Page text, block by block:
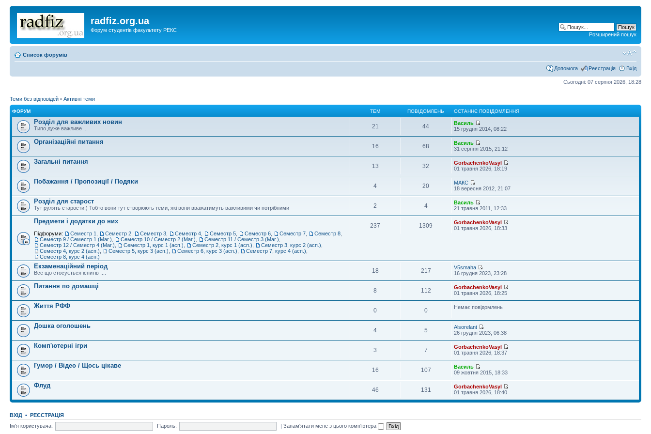
radfiz.org.ua
Форум студентів факультету РЕКС
Розширений пошук
Список форумів
Допомога Реєстрація Вхід
Сьогодні: 07 серпня 2026, 18:28
Теми без відповідей • Активні теми
ФОРУМ ТЕМ ПОВІДОМЛЕНЬ ОСТАННЄ ПОВІДОМЛЕННЯ
Розділ для важливих новин
Типо дуже важливе ... 21 44
Василь
15 грудня 2014, 08:22
Організаційні питання
16 68
Василь
31 серпня 2015, 21:12
Загальні питання
13 32
GorbachenkoVasyl
01 травня 2026, 18:19
Побажання / Пропозиції / Подяки
4 20
МАКС
18 вересня 2012, 21:07
Розділ для старост
Тут рулять старости;) Тобто вони тут створюють теми, які вони вважатимуть важливими чи потрібними 2 4
Василь
21 травня 2011, 12:33
Предмети і додатки до них
Підфоруми: Семестр 1 Семестр 2 Семестр 3 Семестр 4 Семестр 5 Семестр 6 Семестр 7 Семестр 8
Семестр 9 / Семестр 1 (Маг.)
Семестр 10 / Семестр 2 (Маг.) Семестр 11 / Семестр 3 (Маг.)
Семестр 12 / Семестр 4 (Маг.)
Семестр 1, курс 1 (асп.) Семестр 2, курс 1 (асп.) Семестр 3, курс 2 (асп.)
Семестр 4, курс 2 (асп.)
Семестр 5, курс 3 (асп.) Семестр 6, курс 3 (асп.) Семестр 7, курс 4 (асп.)
Семестр 8, курс 4 (асп.)
237 1309
GorbachenkoVasyl
01 травня 2026, 18:33
Екзаменаційний період
Все що стосується іспитів .... 18 217
V5smaha
16 грудня 2023, 23:28
Питання по домашці
8 112
GorbachenkoVasyl
01 травня 2026, 18:25
Життя РФФ
0 0 Немає повідомлень
Дошка оголошень
4 5
Alsorelant
26 грудня 2023, 06:38
Комп'ютерні ігри
3 7
GorbachenkoVasyl
01 травня 2026, 18:37
Гумор / Відео / Щось цікаве
16 107
Василь
09 жовтня 2015, 18:33
Флуд
46 131
GorbachenkoVasyl
01 травня 2026, 18:40
ВХІД • РЕЄСТРАЦІЯ
Ім'я користувача:
Пароль: |Запам'ятати мене з цього комп'ютера